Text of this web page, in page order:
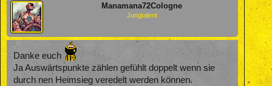
Manamana72Cologne
Jungtalent
Danke euch
Ja Auswärtspunkte zählen gefühlt doppelt wenn sie
durch nen Heimsieg veredelt werden können.